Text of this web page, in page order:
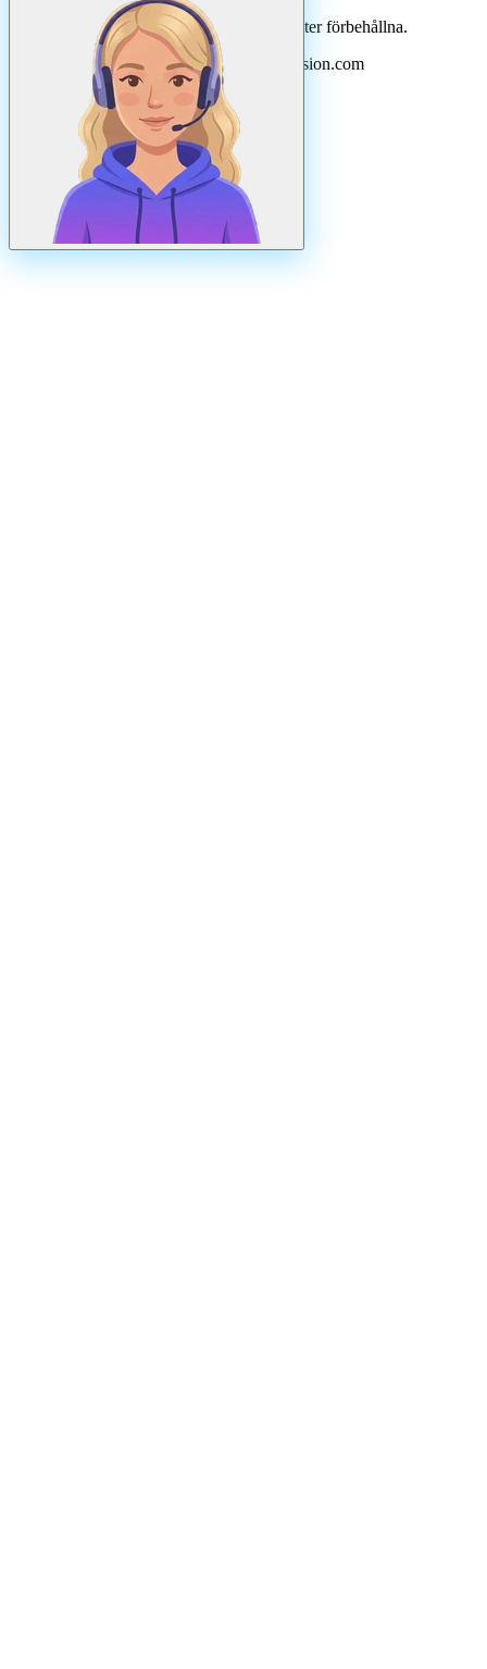
Svenska Hantverkare. Alla rättigheter förbehållna.
Uppdateradaugusti 2026· Drivs av N3ovision.com